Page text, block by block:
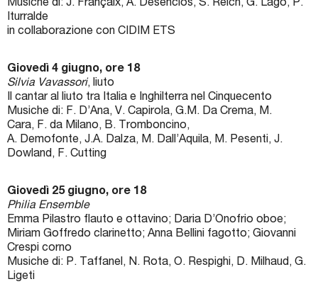
Musiche di: J. Françaix, A. Desenclos, S. Reich, G. Lago, P.
Iturralde
in collaborazione con CIDIM ETS
Giovedì 4 giugno, ore 18
Silvia Vavassori, liuto
Il cantar al liuto tra Italia e Inghilterra nel Cinquecento
Musiche di: F. D’Ana, V. Capirola, G.M. Da Crema, M.
Cara, F. da Milano, B. Tromboncino,
A. Demofonte, J.A. Dalza, M. Dall’Aquila, M. Pesenti, J.
Dowland, F. Cutting
Giovedì 25 giugno, ore 18
Philia Ensemble
Emma Pilastro flauto e ottavino; Daria D’Onofrio oboe;
Miriam Goffredo clarinetto; Anna Bellini fagotto; Giovanni
Crespi corno
Musiche di: P. Taffanel, N. Rota, O. Respighi, D. Milhaud, G.
Ligeti